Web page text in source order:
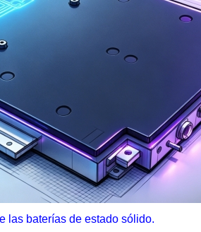
las baterías de estado sólido.